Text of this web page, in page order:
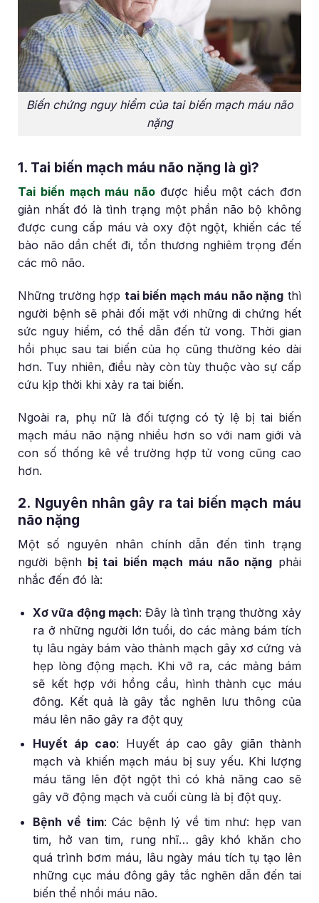
Biến chứng nguy hiểm của tai biến mạch máu não
nặng
1. Tai biến mạch máu não nặng là gì?
Tai biến mạch máu nãođược hiểu một cách đơn
giản nhất đó là tình trạng một phần não bộ không
được cung cấp máu và oxy đột ngột, khiến các tế
bào não dần chết đi, tổn thương nghiêm trọng đến
các mô não.
Những trường hợp tai biến mạch máu não nặng thì
người bệnh sẽ phải đối mặt với những di chứng hết
sức nguy hiểm, có thể dẫn đến tử vong. Thời gian
hồi phục sau tai biến của họ cũng thường kéo dài
hơn. Tuy nhiên, điều này còn tùy thuộc vào sự cấp
cứu kịp thời khi xảy ra tai biến.
Ngoài ra, phụ nữ là đối tượng có tỷ lệ bị tai biến
mạch máu não nặng nhiều hơn so với nam giới và
con số thống kê về trường hợp tử vong cũng cao
hơn.
2. Nguyên nhân gây ra tai biến mạch máu
não nặng
Một số nguyên nhân chính dẫn đến tình trạng
người bệnh bị tai biến mạch máu não nặng phải
nhắc đến đó là:
Xơ vữa động mạch: Đây là tình trạng thường xảy
ra ở những người lớn tuổi, do các mảng bám tích
tụ lâu ngày bám vào thành mạch gây xơ cứng và
hẹp lòng động mạch. Khi vỡ ra, các mảng bám
sẽ kết hợp với hồng cầu, hình thành cục máu
đông. Kết quả là gây tắc nghẽn lưu thông của
máu lên não gây ra đột quỵ
Huyết áp cao: Huyết áp cao gây giãn thành
mạch và khiến mạch máu bị suy yếu. Khi lượng
máu tăng lên đột ngột thì có khả năng cao sẽ
gây vỡ động mạch và cuối cùng là bị đột quỵ.
Bệnh về tim: Các bệnh lý về tim như: hẹp van
tim, hở van tim, rung nhĩ… gây khó khăn cho
quá trình bơm máu, lâu ngày máu tích tụ tạo lên
những cục máu đông gây tắc nghẽn dẫn đến tai
biến thể nhồi máu não.